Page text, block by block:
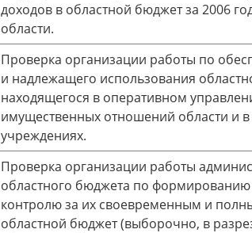
доходов в областной бюджет за 2006
области.
Проверка организации работы по
и надлежащего использования
находящегося в оперативном
имущественных отношений области и в
учреждениях.
Проверка организации работы
областного бюджета по
контролю за их своевременным и
областной бюджет (выборочно, в